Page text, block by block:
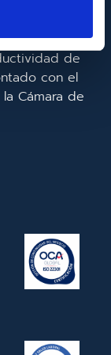
ha
y para la
de
con el
Cámara de